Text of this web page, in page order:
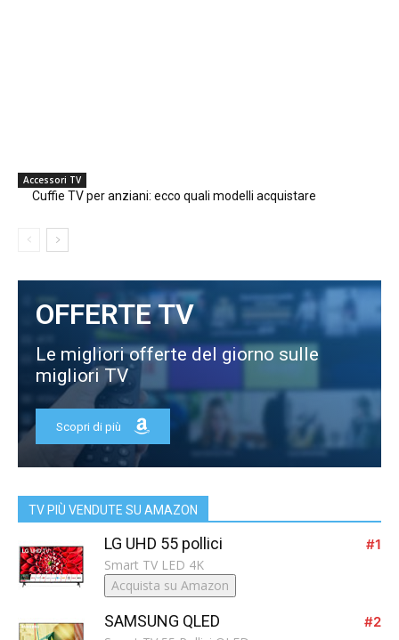
Accessori TV
Cuffie TV per anziani: ecco quali modelli acquistare
OFFERTE TV
Le migliori offerte del giorno sulle
migliori TV
Scopri di più
TV PIÙ VENDUTE SU AMAZON
LG UHD 55 pollici
#1
Smart TV LED 4K
Acquista su Amazon
SAMSUNG QLED
#2